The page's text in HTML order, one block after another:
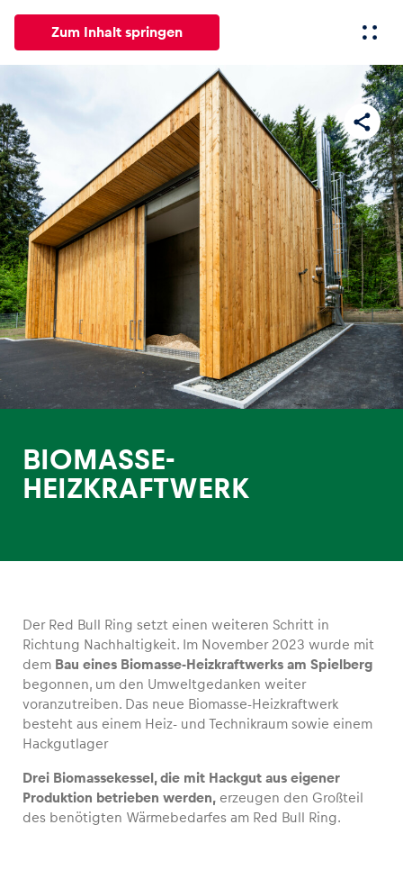
Zum Inhalt springen
Events Erlebnisse Seiten
News
Alle anzeigen
Events
Alle anzeigen
Alle anzeigen
Seiten
BIOMASSE-
HEIZKRAFTWERK
Der Red Bull Ring setzt einen weiteren Schritt in
Richtung Nachhaltigkeit. Im November 2023 wurde mit
dem Bau eines Biomasse-Heizkraftwerks am Spielberg
begonnen, um den Umweltgedanken weiter
voranzutreiben. Das neue Biomasse-Heizkraftwerk
besteht aus einem Heiz- und Technikraum sowie einem
Hackgutlager
Drei Biomassekessel, die mit Hackgut aus eigener
Produktion betrieben werden, erzeugen den Großteil
des benötigten Wärmebedarfes am Red Bull Ring.